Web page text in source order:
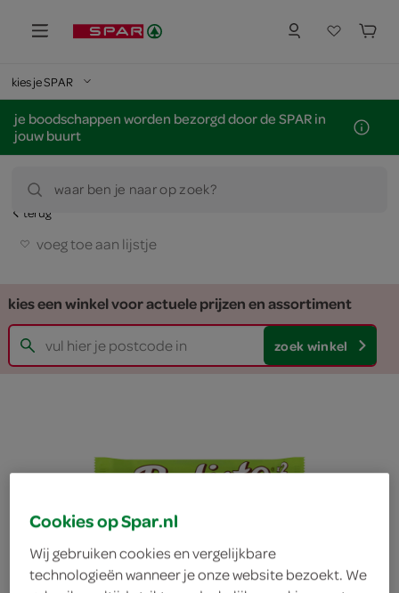
kies je SPAR
je boodschappen worden bezorgd door de SPAR in
jouw buurt
waar ben je naar op zoek?
terug
voeg toe aan lijstje
kies een winkel voor actuele prijzen en assortiment
zoek winkel
Cookies op Spar.nl
Wij gebruiken cookies en vergelijkbare
technologieën wanneer je onze website bezoekt. We